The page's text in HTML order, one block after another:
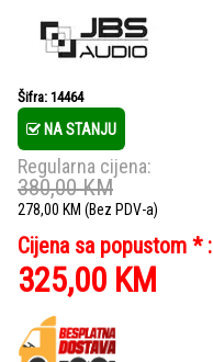
Šifra: 14464
NA STANJU
Regularna cijena:
380,00KM
278,00 KM (Bez PDV-a)
Cijena sa popustom * :
325,00 KM